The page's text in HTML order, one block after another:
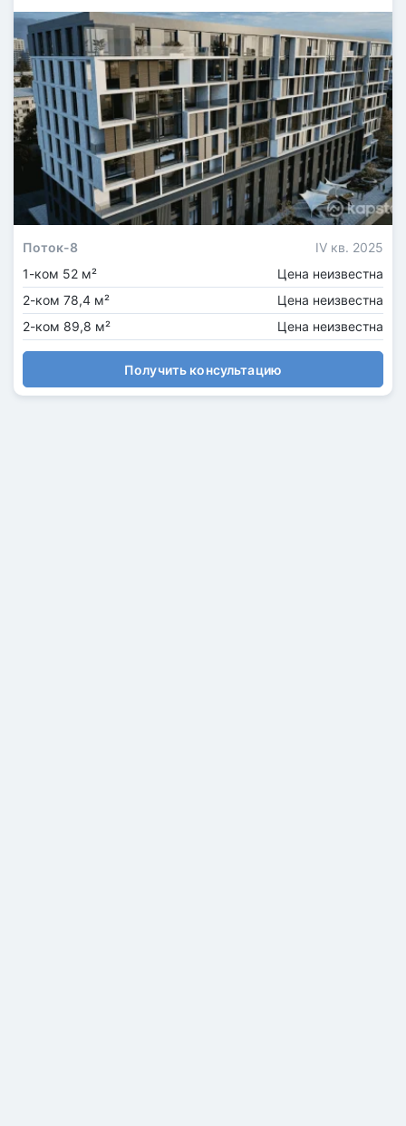
Поток-8
IV кв. 2025
1-ком 52 м²
Цена неизвестна
2-ком 78,4 м²
Цена неизвестна
2-ком 89,8 м²
Цена неизвестна
Получить консультацию